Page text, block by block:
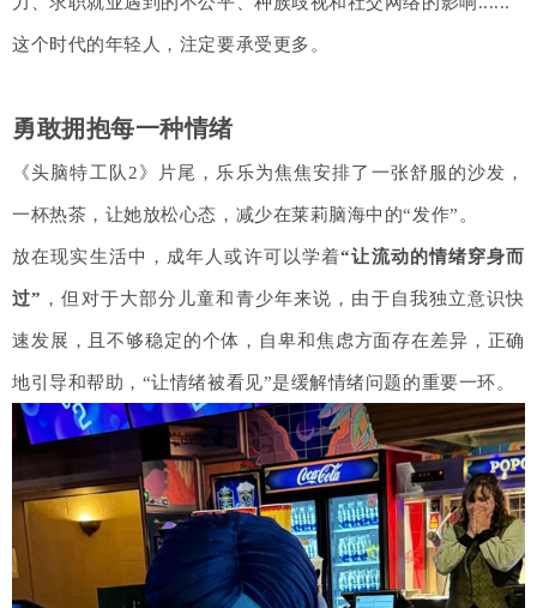
这个时代的年轻人，注定要承受更多。
勇敢拥抱每一种情绪
《头脑特工队2》片尾，乐乐为焦焦安排了一张舒服的沙发，
一杯热茶，让她放松心态，减少在莱莉脑海中的“发作”。
放在现实生活中，成年人或许可以学着“让流动的情绪穿身而
过” ，但对于大部分儿童和青少年来说，由于自我独立意识快
速发展，且不够稳定的个体，自卑和焦虑方面存在差异，正确
地引导和帮助，“让情绪被看见”是缓解情绪问题的重要一环。